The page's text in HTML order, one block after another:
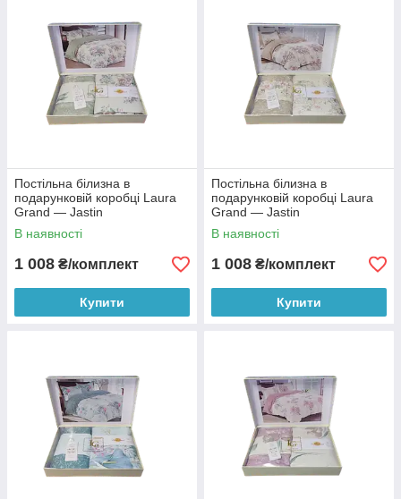
Постільна білизна в
подарунковій коробці Laura
Grand — Jastin
В наявності
1 008 ₴/комплект
Купити
Постільна білизна в
подарунковій коробці Laura
Grand — Jastin
В наявності
1 008 ₴/комплект
Купити